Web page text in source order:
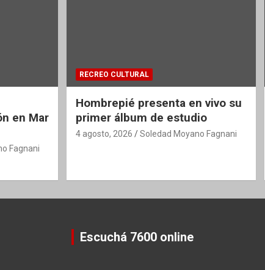
en Mar
Fagnani
RECREO CULTURAL
Hombrepié presenta en vivo su
primer álbum de estudio
4 agosto, 2026 Soledad Moyano Fagnani
Escuchá 7600 online